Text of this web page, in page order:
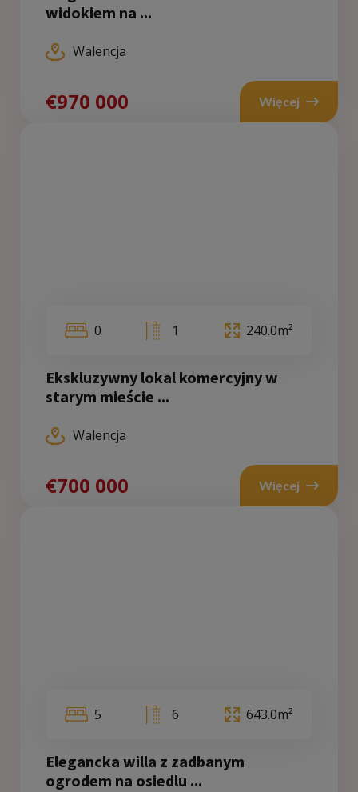
widokiem na ...
Walencja
€970 000 Więcej
0 1 240.0m²
Ekskluzywny lokal komercyjny w
starym mieście ...
Walencja
€700 000 Więcej
5 6 643.0m²
Elegancka willa z zadbanym
ogrodem na osiedlu ...